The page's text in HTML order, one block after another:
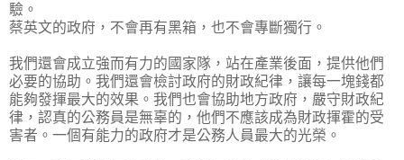
驗。
蔡英文的政府，不會再有黑箱，也不會專斷獨行。
我們還會成立強而有力的國家隊，站在產業後面，提供他們
必要的協助。我們還會檢討政府的財政紀律，讓每一塊錢都
能夠發揮最大的效果。我們也會協助地方政府，嚴守財政紀
律，認真的公務員是無辜的，他們不應該成為財政揮霍的受
害者。一個有能力的政府才是公務人員最大的光榮。